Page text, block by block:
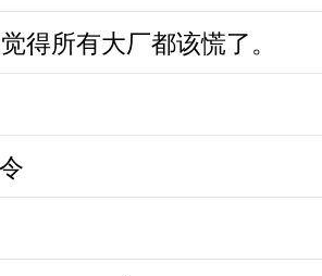
于我的兴趣重新对这1000条排
。实际操作中，可以再配置少
索和Edge浏览器。
部分。网上很多文字
网站）、信息（查天气、股价
满足的一般，第三类是new
谈不上颠覆）
得所有大厂都该慌了。
时，给了数据来源引用。这
基于来源去确定答案的可靠性。
寻找更好的答案，如果有更新
能输出内容摘要。Youtube视频
，非常的强。
处理文本，非常贴合的应用场